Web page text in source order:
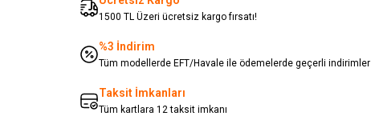
1500 TL Üzeri ücretsiz kargo fırsatı!
%3 İndirim
Tüm modellerde EFT/Havale ile ödemelerde geçerli indirimler
Taksit İmkanları
Tüm kartlara 12 taksit imkanı